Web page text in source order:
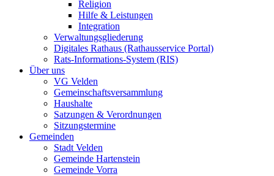
Religion
Hilfe & Leistungen
Integration
Verwaltungsgliederung
Digitales Rathaus (Rathausservice Portal)
Rats-Informations-System (RIS)
Über uns
VG Velden
Gemeinschaftsversammlung
Haushalte
Satzungen & Verordnungen
Sitzungstermine
Gemeinden
Stadt Velden
Gemeinde Hartenstein
Gemeinde Vorra